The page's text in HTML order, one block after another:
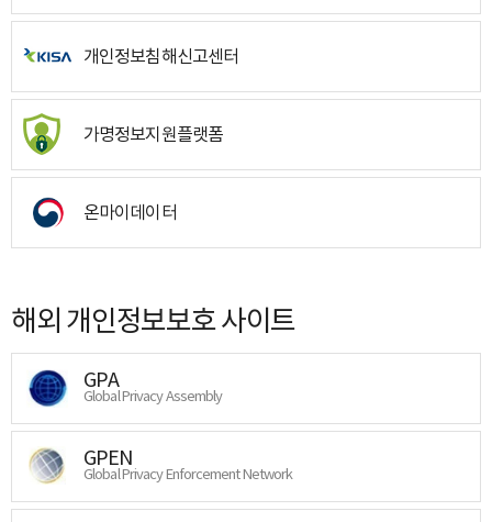
개인정보침해신고센터
가명정보지원플랫폼
온마이데이터
해외 개인정보보호 사이트
GPA
Global Privacy Assembly
GPEN
Global Privacy Enforcement Network